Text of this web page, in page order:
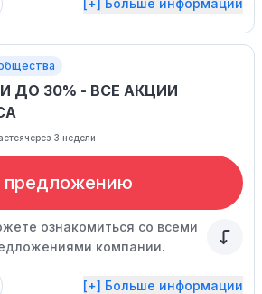
[+] Больше информации
ДО 30% - ВСЕ АКЦИИ
через 3 недели
предложению
ознакомиться со всеми
компании.
[+] Больше информации